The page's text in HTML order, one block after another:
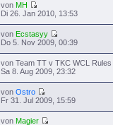
von MH
Di 26. Jan 2010, 13:53
von Ecstasyy
Do 5. Nov 2009, 00:39
von Team TT v TKC WCL Rules
Sa 8. Aug 2009, 23:32
von Ostro
Fr 31. Jul 2009, 15:59
von Magier